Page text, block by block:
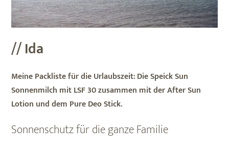
// Ida
Meine Packliste für die Urlaubszeit:Die Speick Sun
Sonnenmilch mit LSF 30 zusammen mit der After Sun
Lotion und dem Pure Deo Stick.
Sonnenschutz für die ganze Familie